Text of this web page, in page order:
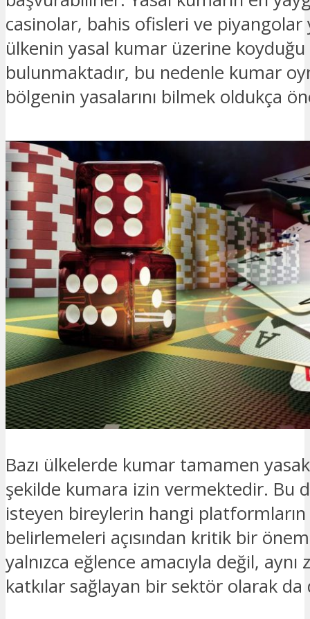
casinolar, bahis ofisleri ve piyangolar
ülkenin yasal kumar üzerine koyduğu
bulunmaktadır, bu nedenle kumar
bölgenin yasalarını bilmek oldukça
Bazı ülkelerde kumar tamamen
şekilde kumara izin vermektedir. Bu
isteyen bireylerin hangi
belirlemeleri açısından kritik bir
yalnızca eğlence amacıyla değil,
katkılar sağlayan bir sektör olarak